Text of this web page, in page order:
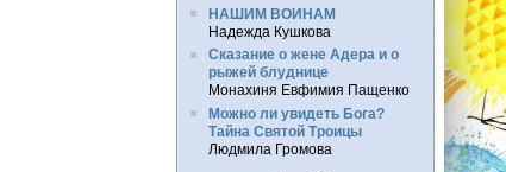
НАШИМ ВОИНАМ
Надежда Кушкова
Сказание о жене Адера и о
рыжей блуднице
Монахиня Евфимия Пащенко
Можно ли увидеть Бога?
Тайна Святой Троицы
Людмила Громова